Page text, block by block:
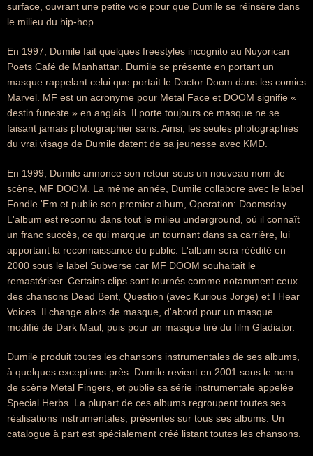
surface, ouvrant une petite voie pour que Dumile se réinsère dans
le milieu du hip-hop.
En 1997, Dumile fait quelques freestyles incognito au Nuyorican
Poets Café de Manhattan. Dumile se présente en portant un
masque rappelant celui que portait le Doctor Doom dans les comics
Marvel. MF est un acronyme pour Metal Face et DOOM signifie «
destin funeste » en anglais. Il porte toujours ce masque ne se
faisant jamais photographier sans. Ainsi, les seules photographies
du vrai visage de Dumile datent de sa jeunesse avec KMD.
En 1999, Dumile annonce son retour sous un nouveau nom de
scène, MF DOOM. La même année, Dumile collabore avec le label
Fondle 'Em et publie son premier album, Operation: Doomsday.
L'album est reconnu dans tout le milieu underground, où il connaît
un franc succès, ce qui marque un tournant dans sa carrière, lui
apportant la reconnaissance du public. L'album sera réédité en
2000 sous le label Subverse car MF DOOM souhaitait le
remastériser. Certains clips sont tournés comme notamment ceux
des chansons Dead Bent, Question (avec Kurious Jorge) et I Hear
Voices. Il change alors de masque, d'abord pour un masque
modifié de Dark Maul, puis pour un masque tiré du film Gladiator.
Dumile produit toutes les chansons instrumentales de ses albums,
à quelques exceptions près. Dumile revient en 2001 sous le nom
de scène Metal Fingers, et publie sa série instrumentale appelée
Special Herbs. La plupart de ces albums regroupent toutes ses
réalisations instrumentales, présentes sur tous ses albums. Un
catalogue à part est spécialement créé listant toutes les chansons.